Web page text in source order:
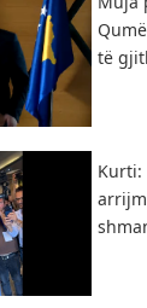
të
Kurti: